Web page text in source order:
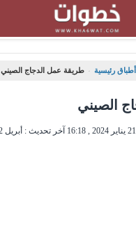
أطباق رئيسية ، طريقة عمل الدجاج الصيني
الصيني
21 يناير 2024 , 16:18 آخر تحديث : أبريل 2022 , 03:15